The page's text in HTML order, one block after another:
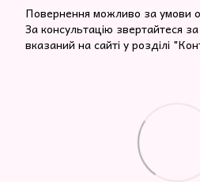
Повернення можливо за умови
За консультацію звертайтеся
вказаний на сайті у розділі